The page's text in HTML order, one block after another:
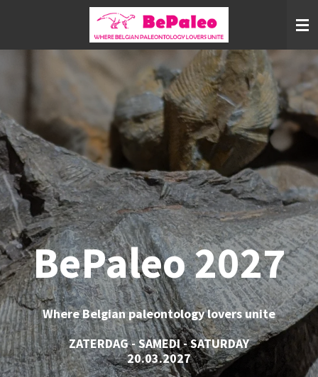
BePaleo 2027
Where Belgian paleontology lovers unite
ZATERDAG - SAMEDI - SATURDAY
20.03.2027